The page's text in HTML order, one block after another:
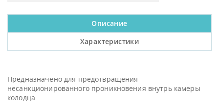
Описание
Характеристики
Предназначено для предотвращения
несанкционированного проникновения внутрь камеры
колодца.